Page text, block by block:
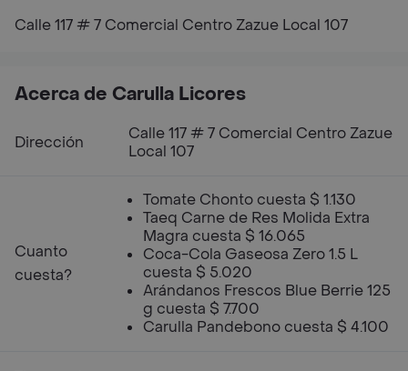
Calle 117 # 7 Comercial Centro Zazue Local 107
Acerca de Carulla Licores
Dirección
Calle 117 # 7 Comercial Centro Zazue
Local 107
Cuanto
cuesta?
Tomate Chonto cuesta $ 1.130
Taeq Carne de Res Molida Extra
Magra cuesta $ 16.065
Coca-Cola Gaseosa Zero 1.5 L
cuesta $ 5.020
Arándanos Frescos Blue Berrie 125
g cuesta $ 7.700
Carulla Pandebono cuesta $ 4.100